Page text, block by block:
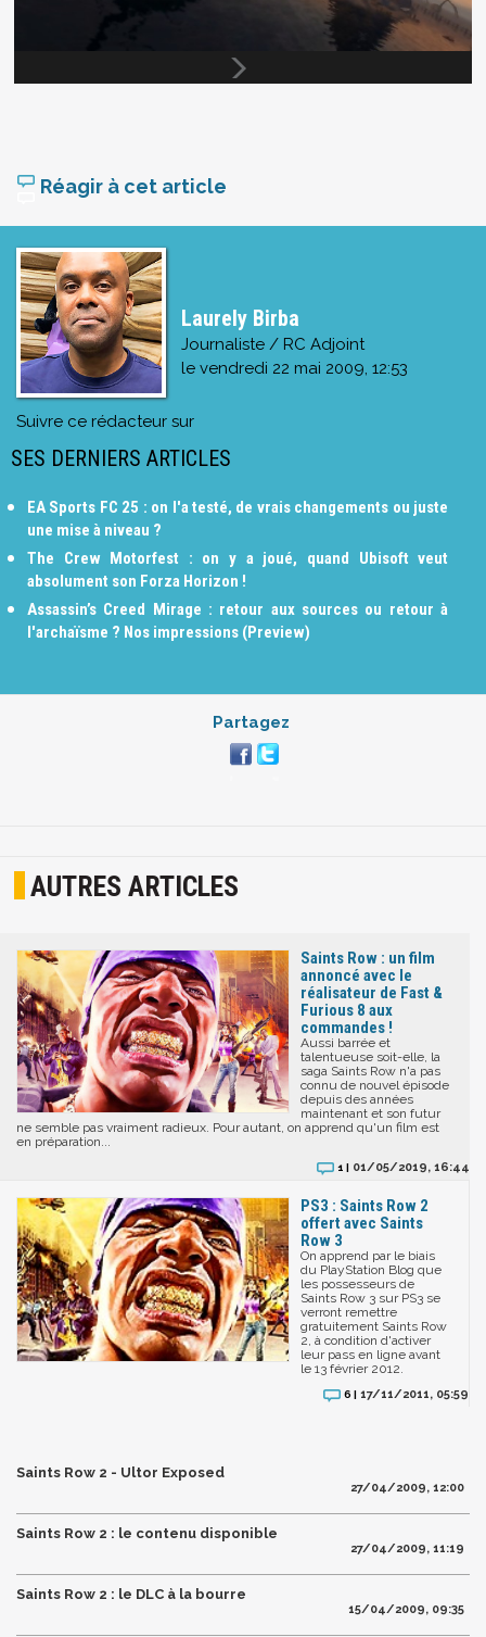
Réagir à cet article
Laurely Birba
Journaliste / RC Adjoint
le vendredi 22 mai 2009, 12:53
Suivre ce rédacteur sur
SES DERNIERS ARTICLES
EA Sports FC 25 : on l'a testé, de vrais changements ou juste
une mise à niveau ?
The Crew Motorfest : on y a joué, quand Ubisoft veut
absolument son Forza Horizon !
Assassin’s Creed Mirage : retour aux sources ou retour à
l'archaïsme ? Nos impressions (Preview)
Partagez
AUTRES ARTICLES
Saints Row : un film
annoncé avec le
réalisateur de Fast &
Furious 8 aux
commandes !
Aussi barrée et
talentueuse soit-elle, la
saga Saints Row n'a pas
connu de nouvel épisode
depuis des années
maintenant et son futur
ne semble pas vraiment radieux. Pour autant, on apprend qu'un film est
en préparation...
1 | 01/05/2019, 16:44
PS3 : Saints Row 2
offert avec Saints
Row 3
On apprend par le biais
du PlayStation Blog que
les possesseurs de
Saints Row 3 sur PS3 se
verront remettre
gratuitement Saints Row
2, à condition d'activer
leur pass en ligne avant
le 13 février 2012.
6 | 17/11/2011, 05:59
Saints Row 2 - Ultor Exposed
27/04/2009, 12:00
Saints Row 2 : le contenu disponible
27/04/2009, 11:19
Saints Row 2 : le DLC à la bourre
15/04/2009, 09:35